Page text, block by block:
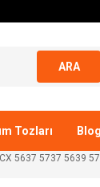
ARA
Tozları Blog
5637 5737 5639